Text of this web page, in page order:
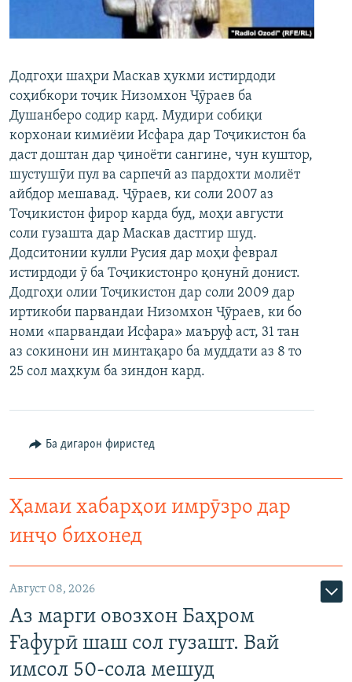
ГУЗОРИШҲОИ РАДИОӢ
ПАЙГИРӢ КУНЕД
Ҳамаи сомонаҳои RFE/RL
Додгоҳи шаҳри Маскав ҳукми истирдоди
соҳибкори тоҷик Низомхон Ҷӯраев ба
Душанберо содир кард. Мудири собиқи
корхонаи кимиёии Исфара дар Тоҷикистон ба
даст доштан дар ҷиноёти сангине, чун куштор,
шустушӯи пул ва сарпечӣ аз пардохти молиёт
айбдор мешавад. Ҷӯраев, ки соли 2007 аз
Тоҷикистон фирор карда буд, моҳи августи
соли гузашта дар Маскав дастгир шуд.
Додситонии кулли Русия дар моҳи феврал
истирдоди ӯ ба Тоҷикистонро қонунӣ донист.
Додгоҳи олии Тоҷикистон дар соли 2009 дар
иртикоби парвандаи Низомхон Ҷӯраев, ки бо
номи «парвандаи Исфара» маъруф аст, 31 тан
аз сокинони ин минтақаро ба муддати аз 8 то
25 сол маҳкум ба зиндон кард.
Ба дигарон фиристед
Ҳамаи хабарҳои имрӯзро дар
инҷо бихонед
Август 08, 2026
Аз марги овозхон Баҳром
Ғафурӣ шаш сол гузашт. Вай
имсол 50-сола мешуд